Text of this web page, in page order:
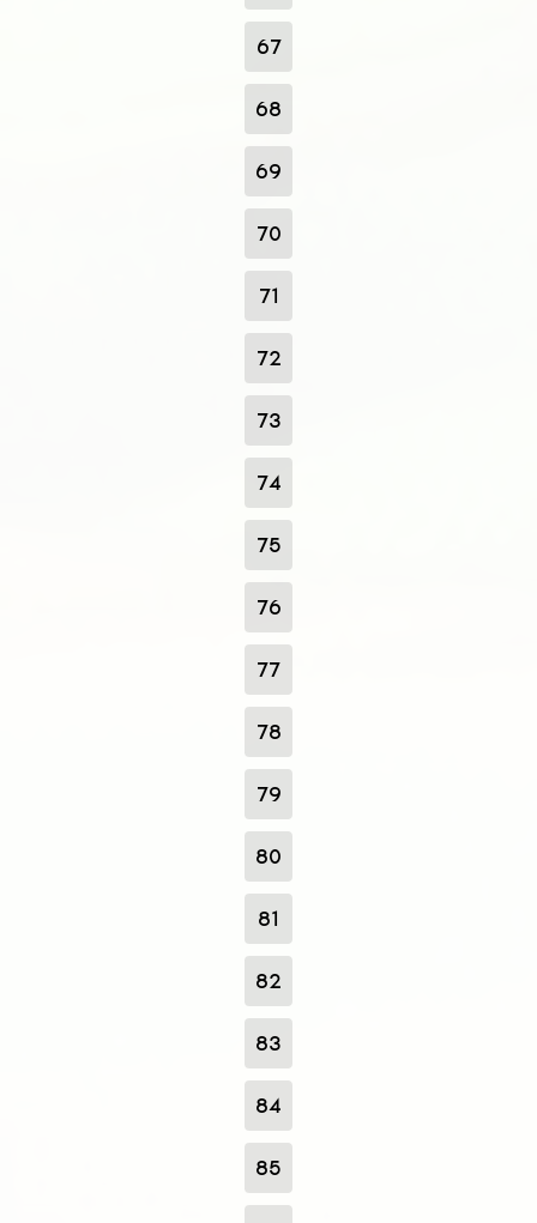
67
68
69
70
71
72
73
74
75
76
77
78
79
80
81
82
83
84
85